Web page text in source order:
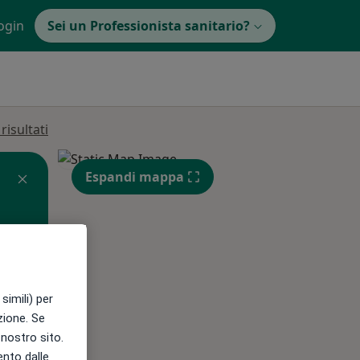
Sei un Professionista sanitario?
Mer,
12 Ago
Espandi mappa
per
Se
sito.
dalle